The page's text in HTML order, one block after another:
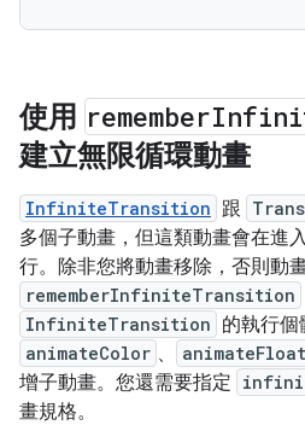
使用 remember
建立無限循環動畫
InfiniteTransition 跟
多個子動畫，但這類動畫會在進
行。除非您將動畫移除，否則動
rememberInfiniteTransition
InfiniteTransition 的執行個
animateColor 、 animateFloat
增子動畫。您還需要指定
畫規格。